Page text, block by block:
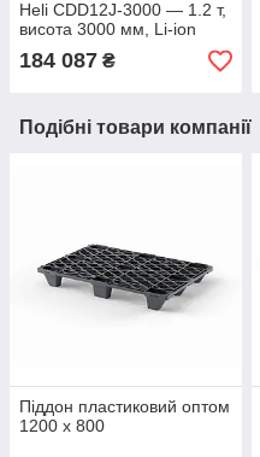
Heli CDD12J-3000 — 1.2 т,
висота 3000 мм, Li-ion
184 087 ₴
Подібні товари компанії
Піддон пластиковий оптом
1200 х 800